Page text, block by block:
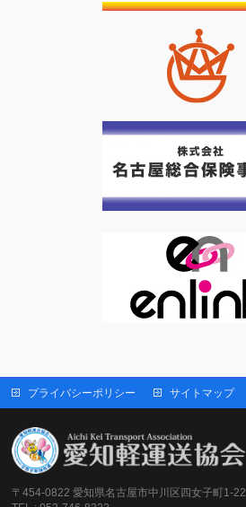
プライバシーポリシー サイトマップ
〒454-0822 愛知県名古屋市中川区四女子町1-22